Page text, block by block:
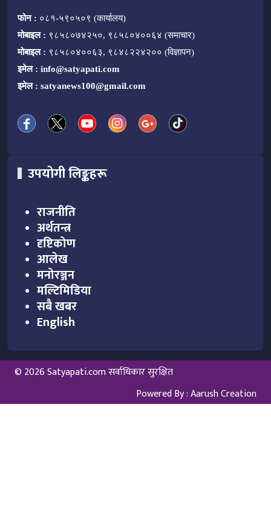
फोन : ०८१-५९०५०९ (कार्यालय)
मोबाइल : ९८५८०७४२५०, ९८५८०४००६४ (समाचार)
मोबाइल : ९८५८०४००६३, ९८४८२२४२०० (विज्ञापन)
इमेल : info@satyapati.com
इमेल : satyanews100@gmail.com
उपयोगी लिङ्कहरू
राजनीति
अर्थतन्त्र
दृष्टिकोण
आलेख
मनोरञ्जन
मल्टिमिडिया
सबै खबर
English
© 2026 Satyapati.com सर्वाधिकार सुरक्षित
Powered By :Aarush Creation